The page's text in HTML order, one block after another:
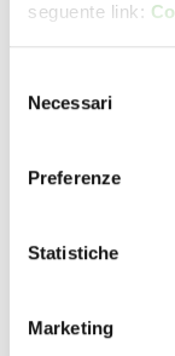
seguente link:
delNecessari
Preferenze
Statistiche
Marketing